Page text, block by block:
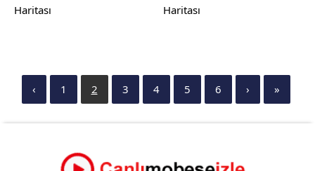
Haritası
Haritası
‹ 1 2 3 4 5 6 › »